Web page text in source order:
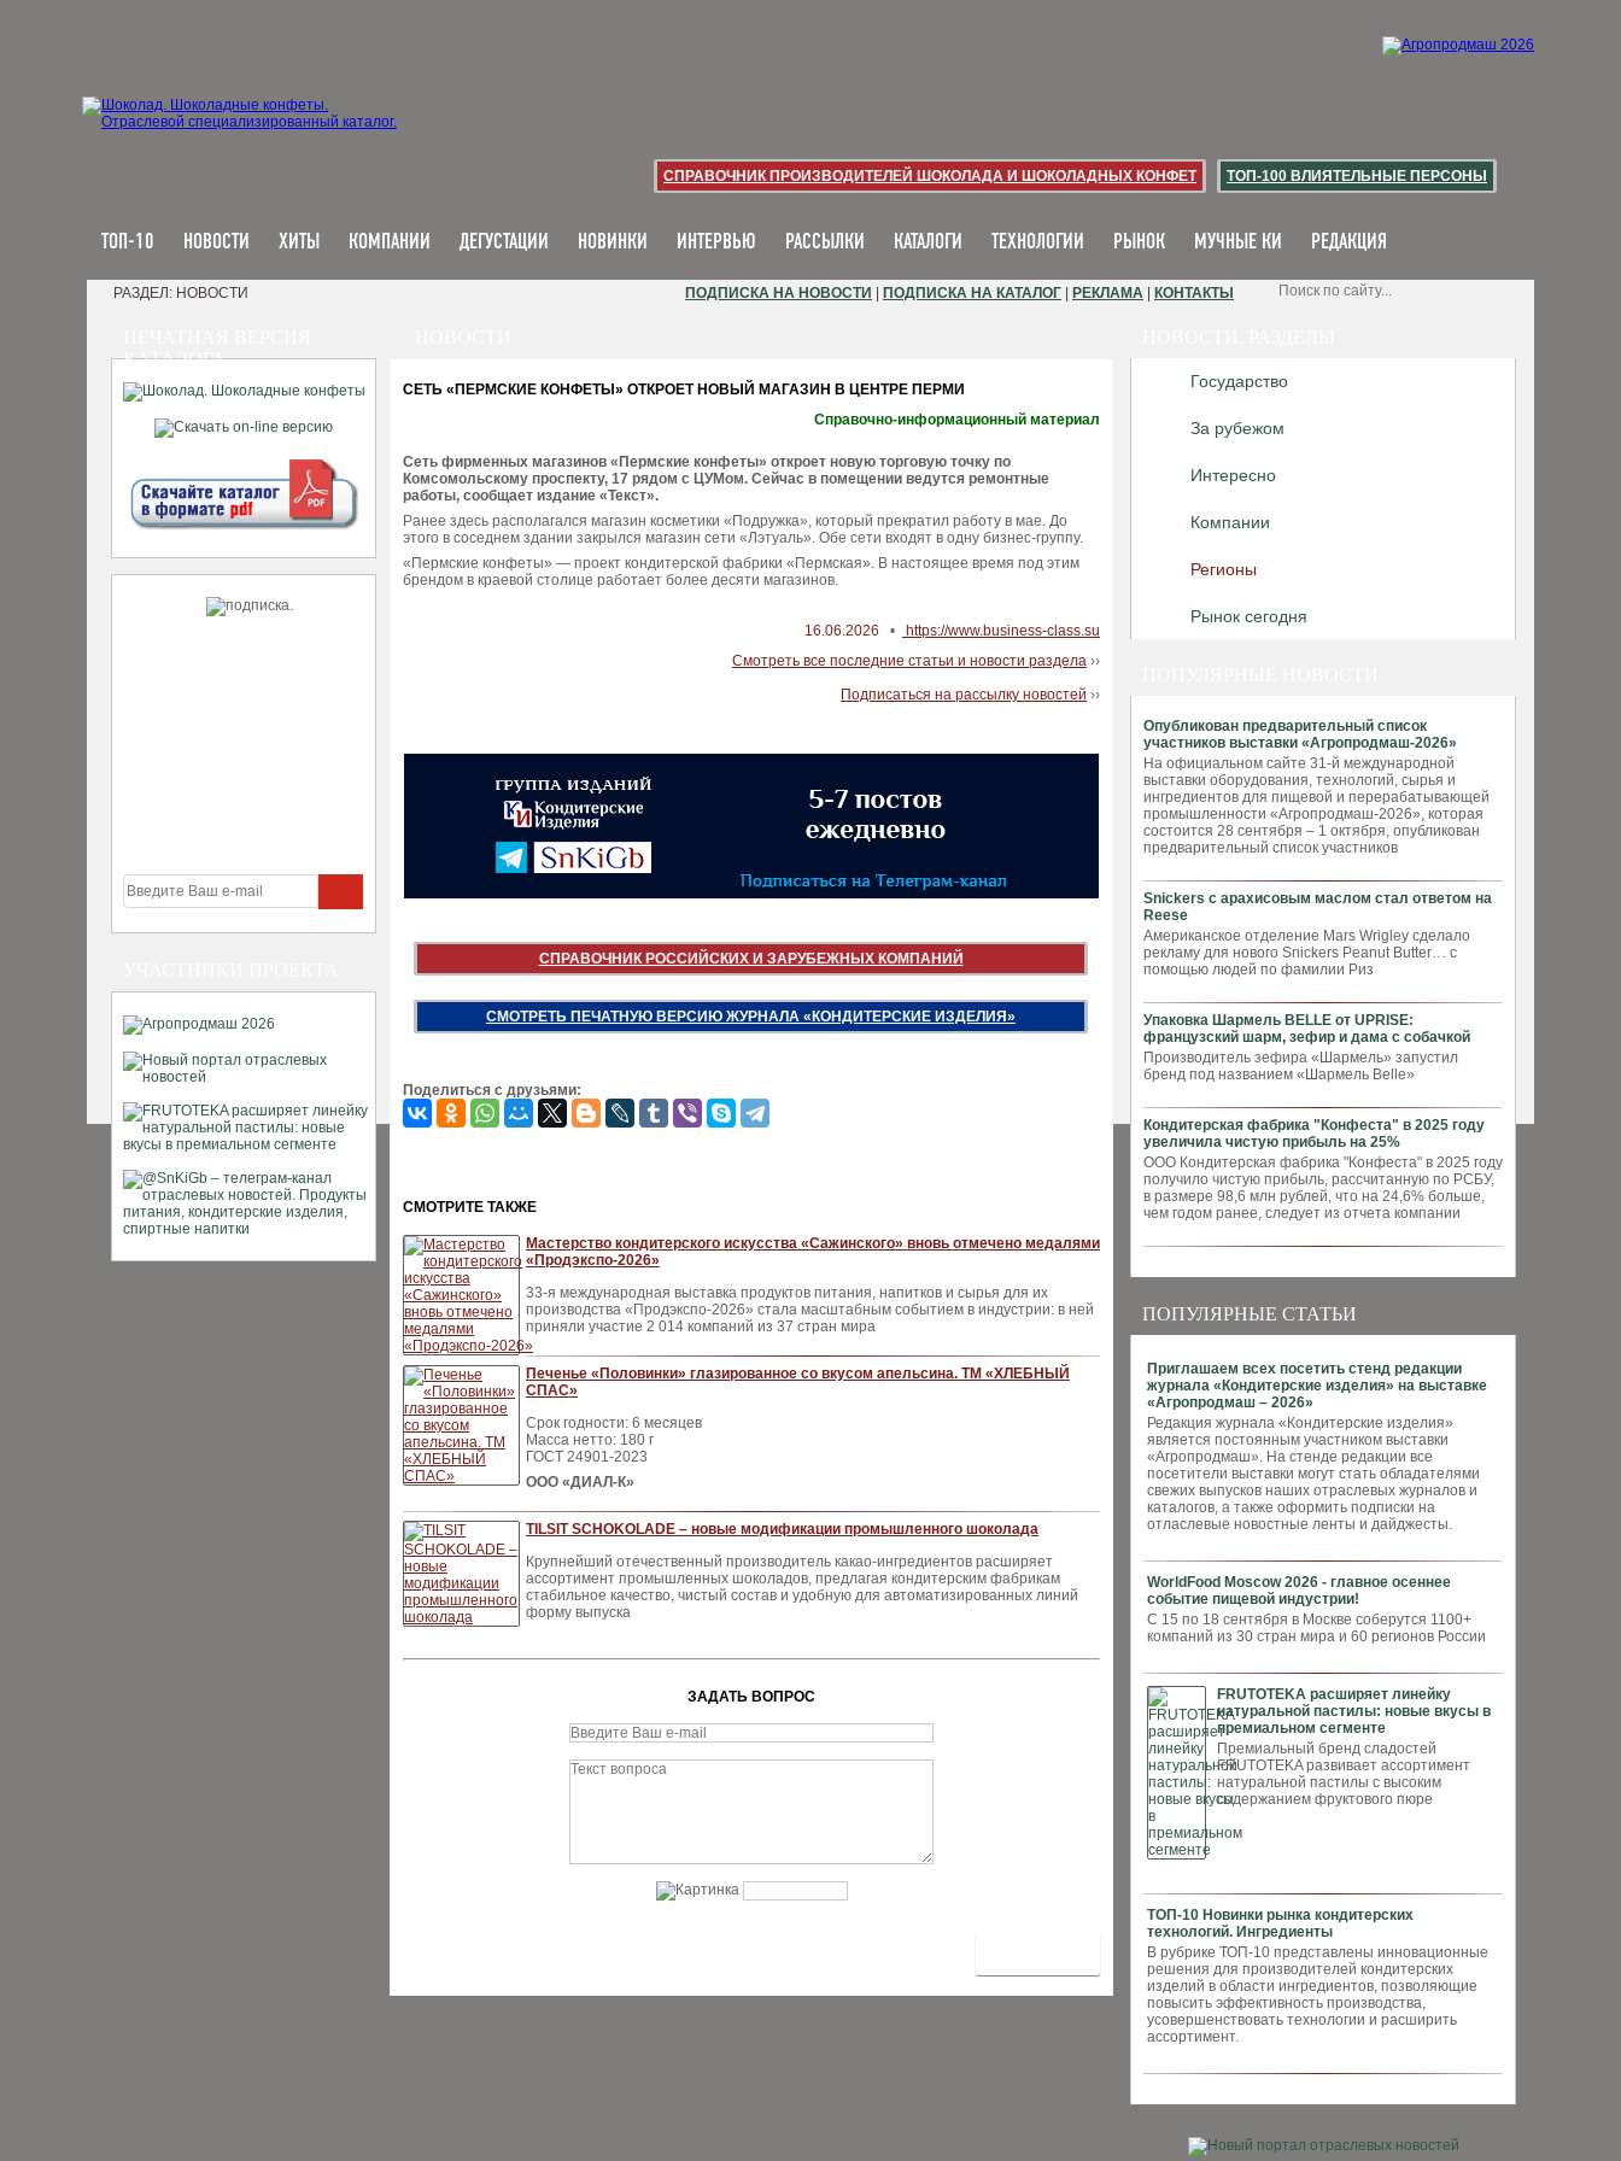
СПРАВОЧНИК ПРОИЗВОДИТЕЛЕЙ ШОКОЛАДА И ШОКОЛАДНЫХ КОНФЕТ ТОП-100 ВЛИЯТЕЛЬНЫЕ ПЕРСОНЫ
ТОП-10 НОВОСТИ ХИТЫ КОМПАНИИ ДЕГУСТАЦИИ НОВИНКИ ИНТЕРВЬЮ РАССЫЛКИ КАТАЛОГИ ТЕХНОЛОГИИ РЫНОК МУЧНЫЕ КИ РЕДАКЦИЯ
КАТАЛОГА
Государство
За рубежом
Интересно
Компании
Регионы
Рынок сегодня
Опубликован предварительный список
участников выставки «Агропродмаш-2026»
На официальном сайте 31-й международной
выставки оборудования, технологий, сырья и
ингредиентов для пищевой и перерабатывающей
промышленности «Агропродмаш-2026», которая
состоится 28 сентября – 1 октября, опубликован
предварительный список участников
Snickers с арахисовым маслом стал ответом на
Reese
Американское отделение Mars Wrigley сделало
рекламу для нового Snickers Peanut Butter… с
помощью людей по фамилии Риз
Упаковка Шармель BELLE от UPRISE:
французский шарм, зефир и дама с собачкой
Производитель зефира «Шармель» запустил
бренд под названием «Шармель Belle»
Кондитерская фабрика "Конфеста" в 2025 году
увеличила чистую прибыль на 25%
ООО Кондитерская фабрика "Конфеста" в 2025 году
получило чистую прибыль, рассчитанную по РСБУ,
в размере 98,6 млн рублей, что на 24,6% больше,
чем годом ранее, следует из отчета компании
ПОПУЛЯРНЫЕ СТАТЬИ
Приглашаем всех посетить стенд редакции
журнала «Кондитерские изделия» на выставке
«Агропродмаш – 2026»
Редакция журнала «Кондитерские изделия»
является постоянным участником выставки
«Агропродмаш». На стенде редакции все
посетители выставки могут стать обладателями
свежих выпусков наших отраслевых журналов и
каталогов, а также оформить подписки на
отласлевые новостные ленты и дайджесты.
WorldFood Moscow 2026 - главное осеннее
событие пищевой индустрии!
С 15 по 18 сентября в Москве соберутся 1100+
компаний из 30 стран мира и 60 регионов России
FRUTOTEKA расширяет линейку
натуральной пастилы: новые вкусы в
премиальном сегменте
Премиальный бренд сладостей
FRUTOTEKA развивает ассортимент
натуральной пастилы с высоким
содержанием фруктового пюре
ТОП-10 Новинки рынка кондитерских
технологий. Ингредиенты
В рубрике ТОП-10 представлены инновационные
решения для производителей кондитерских
изделий в области ингредиентов, позволяющие
повысить эффективность производства,
усовершенствовать технологии и расширить
ассортимент.
РАЗДЕЛ: НОВОСТИ ПОДПИСКА НА НОВОСТИ ПОДПИСКА НА КАТАЛОГ РЕКЛАМА КОНТАКТЫ
СЕТЬ «ПЕРМСКИЕ КОНФЕТЫ» ОТКРОЕТ НОВЫЙ МАГАЗИН В ЦЕНТРЕ ПЕРМИ
Справочно-информационный материал
Сеть фирменных магазинов «Пермские конфеты» откроет новую торговую точку по
Комсомольскому проспекту, 17 рядом с ЦУМом. Сейчас в помещении ведутся ремонтные
работы, сообщает издание «Текст».
Ранее здесь располагался магазин косметики «Подружка», который прекратил работу в мае. До
этого в соседнем здании закрылся магазин сети «Лэтуаль». Обе сети входят в одну бизнес-группу.
«Пермские конфеты» — проект кондитерской фабрики «Пермская». В настоящее время под этим
брендом в краевой столице работает более десяти магазинов.
16.06.2026 •
https://www.business-class.su
Смотреть все последние статьи и новости раздела ››
Подписаться на рассылку новостей ››
СПРАВОЧНИК РОССИЙСКИХ И ЗАРУБЕЖНЫХ КОМПАНИЙ
СМОТРЕТЬ ПЕЧАТНУЮ ВЕРСИЮ ЖУРНАЛА «КОНДИТЕРСКИЕ ИЗДЕЛИЯ»
Поделиться с друзьями:
CМОТРИТЕ ТАКЖЕ
Мастерство кондитерского искусства «Сажинского» вновь отмечено медалями
«Продэкспо‑2026»
33‑я международная выставка продуктов питания, напитков и сырья для их
производства «Продэкспо‑2026» стала масштабным событием в индустрии: в ней
приняли участие 2 014 компаний из 37 стран мира
Печенье «Половинки» глазированное со вкусом апельсина. ТМ «ХЛЕБНЫЙ
СПАС»
Срок годности: 6 месяцев
Масса нетто: 180 г
ГОСТ 24901-2023
ООО «ДИАЛ-К»
TILSIT SCHOKOLADE – новые модификации промышленного шоколада
Крупнейший отечественный произ­водитель какао-ингредиентов расши­ряет
ассортимент промышленных шо­коладов, предлагая кондитерским фа­брикам
стабильное качество, чистый состав и удобную для автоматизиро­ванных линий
форму выпуска
ЗАДАТЬ ВОПРОС